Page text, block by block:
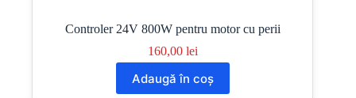
Controler 24V 800W pentru motor cu perii
160,00 lei
Adaugă în coș